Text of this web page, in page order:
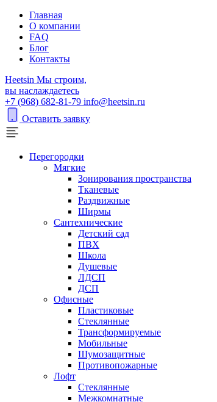
Главная
О компании
FAQ
Блог
Контакты
Heetsin Мы строим,
вы наслаждаетесь
+7 (968) 682-81-79 info@heetsin.ru
Оставить заявку
Перегородки
Мягкие
Зонирования пространства
Тканевые
Раздвижные
Ширмы
Сантехнические
Детский сад
ПВХ
Школа
Душевые
ЛДСП
ДСП
Офисные
Пластиковые
Стеклянные
Трансформируемые
Мобильные
Шумозащитные
Противопожарные
Лофт
Стеклянные
Межкомнатные